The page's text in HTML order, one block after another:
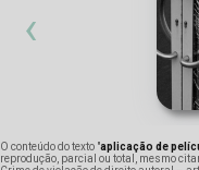
‹
O conteúdo do texto "aplicação de
reprodução, parcial ou total, mesmo